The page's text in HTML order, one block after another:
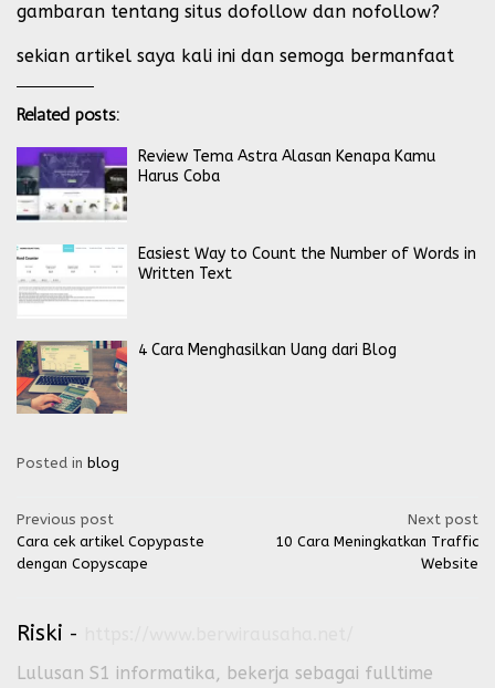
gambaran tentang situs dofollow dan nofollow?
sekian artikel saya kali ini dan semoga bermanfaat
Related posts:
Review Tema Astra Alasan Kenapa Kamu
Harus Coba
Easiest Way to Count the Number of Words in
Written Text
4 Cara Menghasilkan Uang dari Blog
Posted in blog
Post
navigation
Previous post
Cara cek artikel Copypaste
dengan Copyscape
Next post
10 Cara Meningkatkan Traffic
Website
Riski -
Lulusan S1 informatika, bekerja sebagai fulltime